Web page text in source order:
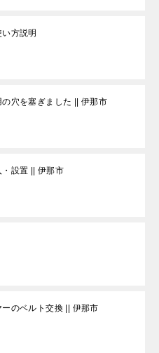
方説明
穴を塞ぎました || 伊那市
設置 || 伊那市
のベルト交換 || 伊那市